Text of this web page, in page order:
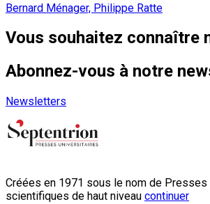
Bernard Ménager, Philippe Ratte
Vous souhaitez connaître
Abonnez-vous à notre
Newsletters
Créées en 1971 sous le nom de
scientifiques de haut niveau continuer